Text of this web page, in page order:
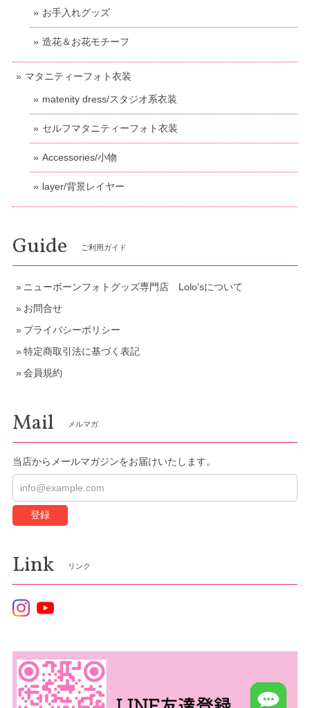
お手入れグッズ
造花＆お花モチーフ
マタニティーフォト衣装
matenity dress/スタジオ系衣装
セルフマタニティーフォト衣装
Accessories/小物
layer/背景レイヤー
Guide ご利用ガイド
ニューボーンフォトグッズ専門店 Lolo'sについて
お問合せ
プライバシーポリシー
特定商取引法に基づく表記
会員規約
Mail メルマガ
当店からメールマガジンをお届けいたします。
登録
Link リンク